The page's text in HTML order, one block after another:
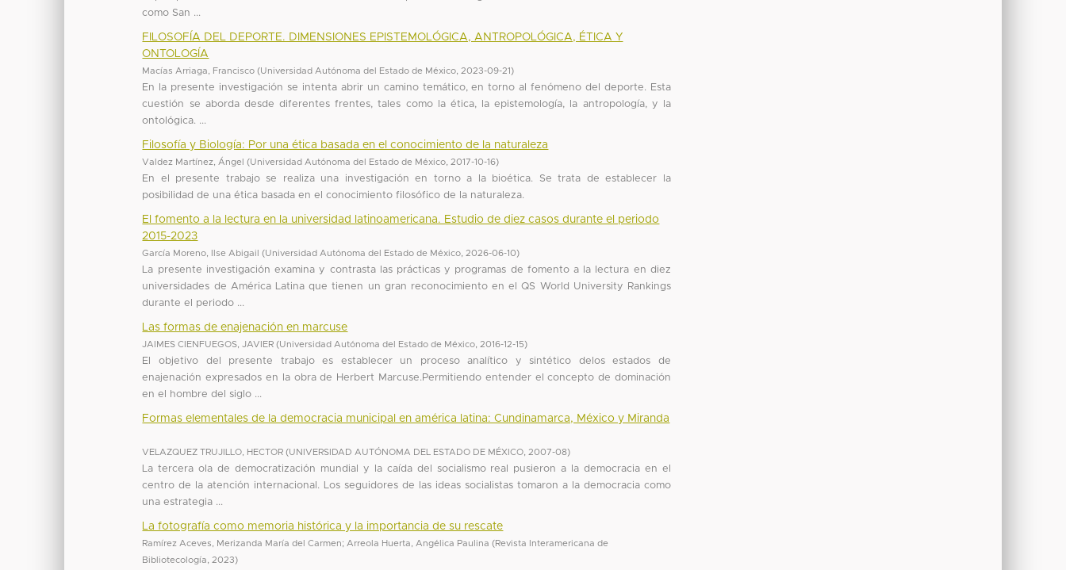
como San ...
FILOSOFÍA DEL DEPORTE. DIMENSIONES EPISTEMOLÓGICA, ANTROPOLÓGICA, ÉTICA Y
ONTOLOGÍA
Macías Arriaga, Francisco (Universidad Autónoma del Estado de México 2023-09-21)
En la presente investigación se intenta abrir un camino temático, en torno al fenómeno del deporte. Esta
cuestión se aborda desde diferentes frentes, tales como la ética, la epistemología, la antropología, y la
ontológica. ...
Filosofía y Biología: Por una ética basada en el conocimiento de la naturaleza
Valdez Martínez, Ángel (Universidad Autónoma del Estado de México 2017-10-16)
En el presente trabajo se realiza una investigación en torno a la bioética. Se trata de establecer la
posibilidad de una ética basada en el conocimiento filosófico de la naturaleza.
El fomento a la lectura en la universidad latinoamericana. Estudio de diez casos durante el periodo
2015-2023
García Moreno, Ilse Abigail (Universidad Autónoma del Estado de México 2026-06-10)
La presente investigación examina y contrasta las prácticas y programas de fomento a la lectura en diez
universidades de América Latina que tienen un gran reconocimiento en el QS World University Rankings
durante el periodo ...
Las formas de enajenación en marcuse
JAIMES CIENFUEGOS, JAVIER (Universidad Autónoma del Estado de México 2016-12-15)
El objetivo del presente trabajo es establecer un proceso analítico y sintético delos estados de
enajenación expresados en la obra de Herbert Marcuse.Permitiendo entender el concepto de dominación
en el hombre del siglo ...
Formas elementales de la democracia municipal en américa latina: Cundinamarca, México y Miranda
VELAZQUEZ TRUJILLO, HECTOR (UNIVERSIDAD AUTÓNOMA DEL ESTADO DE MÉXICO 2007-08)
La tercera ola de democratización mundial y la caída del socialismo real pusieron a la democracia en el
centro de la atención internacional. Los seguidores de las ideas socialistas tomaron a la democracia como
una estrategia ...
La fotografía como memoria histórica y la importancia de su rescate
Ramírez Aceves, Merizanda María del Carmen; Arreola Huerta, Angélica Paulina (Revista Interamericana de
Bibliotecología
2023)